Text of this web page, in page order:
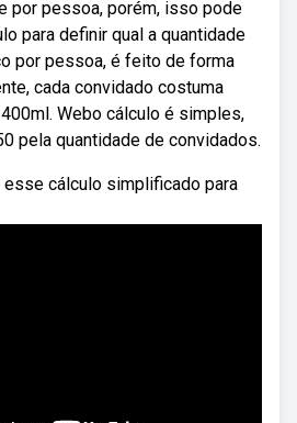
por pessoa, porém, isso pode
para definir qual a quantidade
por pessoa, é feito de forma
cada convidado costuma
Webo cálculo é simples,
pela quantidade de convidados.
esse cálculo simplificado para